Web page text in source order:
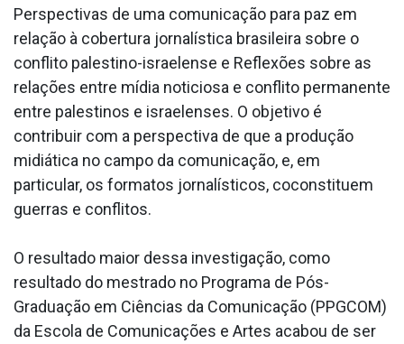
Perspectivas de uma comunicação para paz em
relação à cobertura jornalística brasileira sobre o
conflito palestino-israelense e Reflexões sobre as
relações entre mídia noticiosa e conflito permanente
entre palestinos e israelenses. O objetivo é
contribuir com a perspectiva de que a produção
midiática no campo da comunicação, e, em
particular, os formatos jornalísticos, coconstituem
guerras e conflitos.
O resultado maior dessa investigação, como
resultado do mestrado no Programa de Pós-
Graduação em Ciências da Comunicação (PPGCOM)
da Escola de Comunicações e Artes acabou de ser